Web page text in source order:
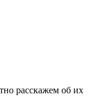
расскажем об их